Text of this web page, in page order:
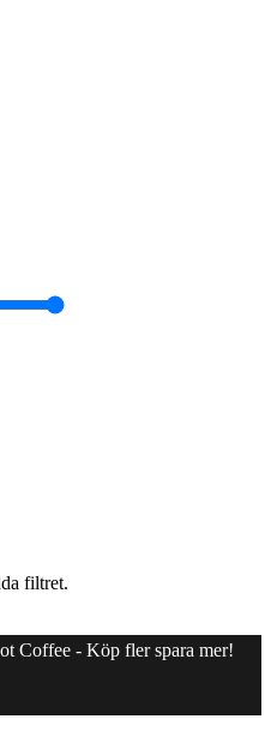
filtret.
Coffee - Köp fler spara mer!